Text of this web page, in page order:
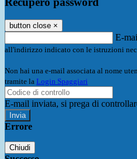
button close ×
E-
all'indirizzo indicato con le istruzioni
Non hai una e-mail associata al nome
tramite la Login Spaggiari
E-mail inviata, si prega di
Errore
Chiudi